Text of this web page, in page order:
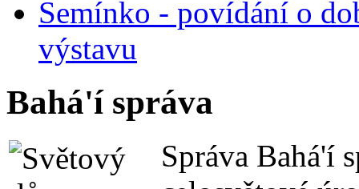
Semínko - povídání o
výstavu
Bahá'í správa
Správa Bahá'í